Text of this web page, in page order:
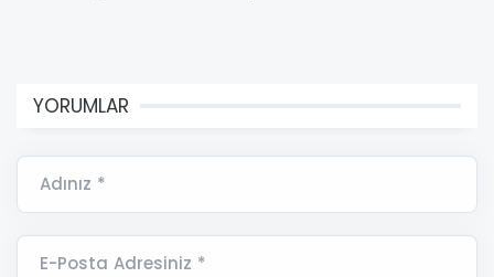
YORUMLAR
Adınız *
E-Posta Adresiniz *